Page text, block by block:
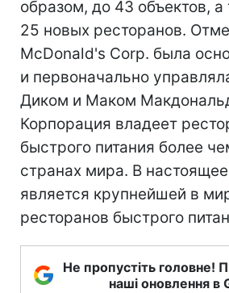
образом, до 43 объектов,
25 новых ресторанов.
McDonald's Corp. была
и первоначально
Диком и Маком
Корпорация владеет
быстрого питания более
странах мира. В
является крупнейшей в
ресторанов быстрого
Не пропустіть головне!
наші оновлення в